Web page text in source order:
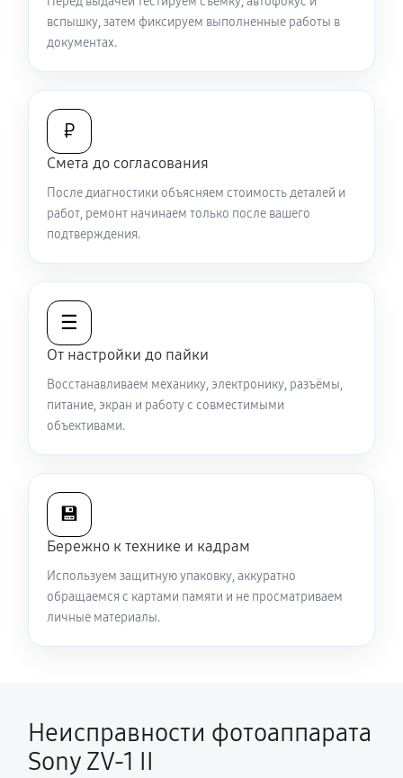
вспышку, затем фиксируем выполненные работы в
документах.
₽
Смета до согласования
После диагностики объясняем стоимость деталей и
работ, ремонт начинаем только после вашего
подтверждения.
☰
От настройки до пайки
Восстанавливаем механику, электронику, разъёмы,
питание, экран и работу с совместимыми
объективами.
💾
Бережно к технике и кадрам
Используем защитную упаковку, аккуратно
обращаемся с картами памяти и не просматриваем
личные материалы.
Неисправности фотоаппарата
Sony ZV-1 II